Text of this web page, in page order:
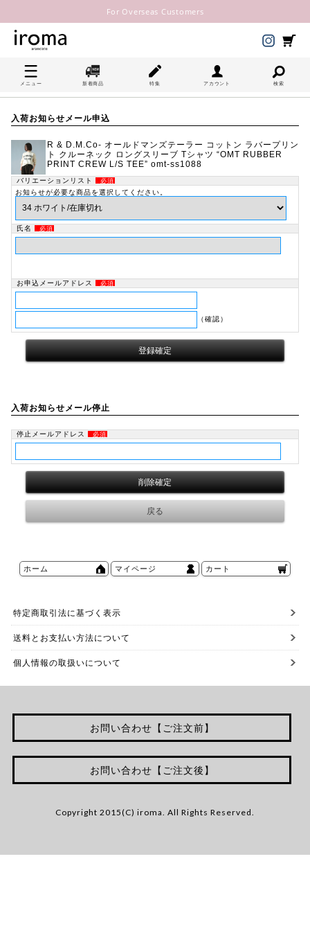
For Overseas Customers
メニュー 新着商品 特集 アカウント 検索
入荷お知らせメール申込
R & D.M.Co- オールドマンズテーラー コットン ラバープリン
ト クルーネック ロングスリーブ Tシャツ “OMT RUBBER
PRINT CREW L/S TEE” omt-ss1088
バリエーションリスト 必須
お知らせが必要な商品を選択してください。
氏名 必須
お申込メールアドレス 必須
（確認）
入荷お知らせメール停止
停止メールアドレス 必須
ホーム マイページ カート
特定商取引法に基づく表示
送料とお支払い方法について
個人情報の取扱いについて
お問い合わせ【ご注文前】
お問い合わせ【ご注文後】
Copyright 2015(C) iroma. All Rights Reserved.